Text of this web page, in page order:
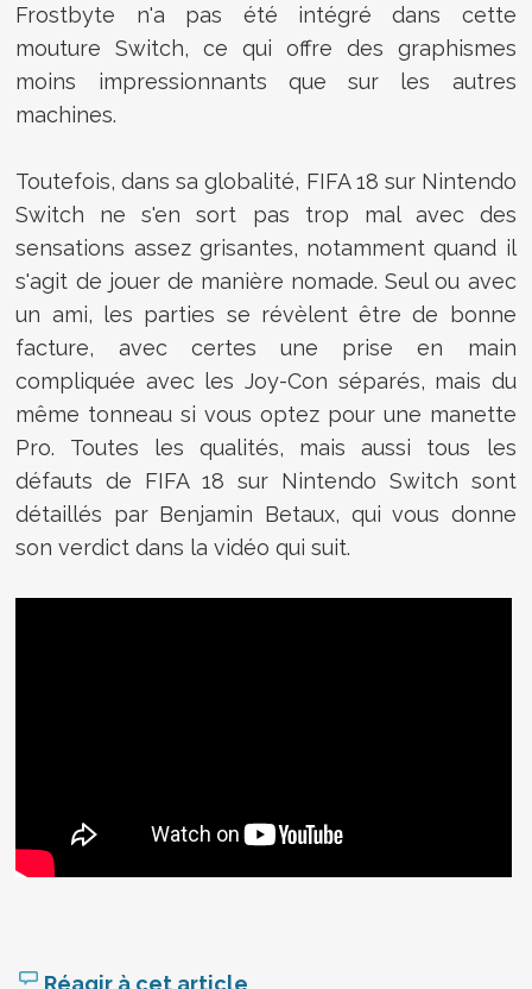
Frostbyte n'a pas été intégré dans cette
mouture Switch, ce qui offre des graphismes
moins impressionnants que sur les autres
machines.
Toutefois, dans sa globalité, FIFA 18 sur Nintendo
Switch ne s'en sort pas trop mal avec des
sensations assez grisantes, notamment quand il
s'agit de jouer de manière nomade. Seul ou avec
un ami, les parties se révèlent être de bonne
facture, avec certes une prise en main
compliquée avec les Joy-Con séparés, mais du
même tonneau si vous optez pour une manette
Pro. Toutes les qualités, mais aussi tous les
défauts de FIFA 18 sur Nintendo Switch sont
détaillés par Benjamin Betaux, qui vous donne
son verdict dans la vidéo qui suit.
Réagir à cet article